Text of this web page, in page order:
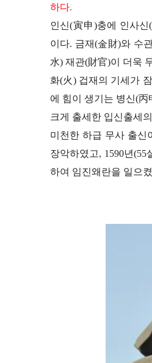
하다.
인신(寅申)충에 인사
이다. 금재(金財)와 수
水) 재관(財官)이 더욱
화(火) 겁재의 기세가
에 힘이 생기는 병신(
크게 출세한 입신출세
미천한 하급 무사 출신
장악하였고, 1590년
하여 임진왜란을 일으